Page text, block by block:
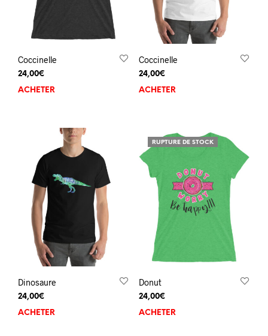
Coccinelle
24,00€
ACHETER
Coccinelle
24,00€
ACHETER
Dinosaure
24,00€
ACHETER
RUPTURE DE STOCK
Donut
24,00€
ACHETER